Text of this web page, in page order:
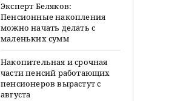
Эксперт Беляков:
Пенсионные накопления
можно начать делать с
маленьких сумм
Накопительная и срочная
части пенсий работающих
пенсионеров вырастут с
августа